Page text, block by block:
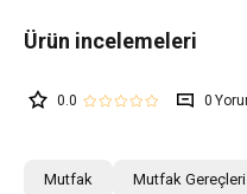
0.0 0
Mutfak Mutfak Gereçleri